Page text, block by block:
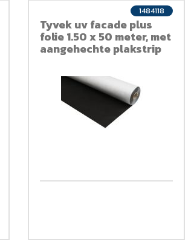
Tyvek uv facade plus
folie 1.50 x 50 meter, met
aangehechte plakstrip
1484118